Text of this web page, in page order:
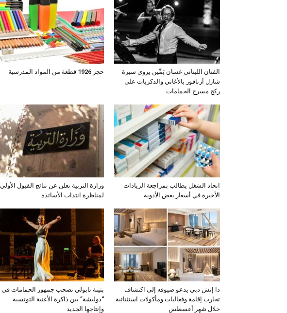
حجز 1926 قطعة من المواد المدرسية
الفنان اللبناني غسان يَمِّين يروي سيرة
شارل أزنافور بالأغاني والذكريات على
ركح مسرح الحمامات
وزارة التربية تعلن عن نتائج القبول الأولي
لمناظرة انتداب الأساتذة
اتحاد الشغل يطالب بمراجعة الزيادات
الأخيرة في أسعار بعض الأدوية
بثينة نابولي تصحب جمهور الحمامات في
“دوليشة” بين ذاكرة الأغنية التونسية
وإنتاجها الجديد
ذا إتش دبي يدعو ضيوفه إلى اكتشاف
تجارب إقامة وفعاليات ومأكولات استثنائية
خلال شهر أغسطس